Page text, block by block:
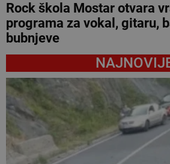
Rock škola Mostar otvara
programa za vokal, gitaru,
bubnjeve